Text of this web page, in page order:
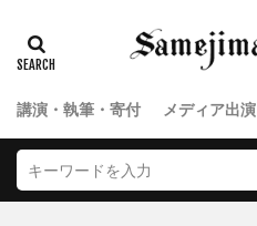
講演・執筆・寄付 メディア出演